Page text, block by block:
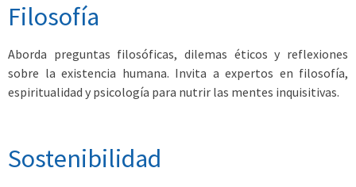
Filosofía
Aborda preguntas filosóficas, dilemas éticos y reflexiones
sobre la existencia humana. Invita a expertos en filosofía,
espiritualidad y psicología para nutrir las mentes inquisitivas.
Sostenibilidad